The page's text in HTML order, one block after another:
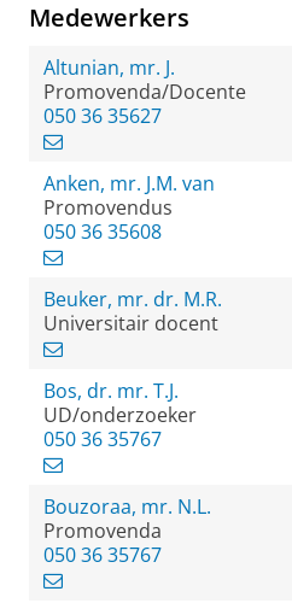
Medewerkers
Altunian, mr. J.
Promovenda/Docente
050 36 35627
Anken, mr. J.M. van
Promovendus
050 36 35608
Beuker, mr. dr. M.R.
Universitair docent
Bos, dr. mr. T.J.
UD/onderzoeker
050 36 35767
Bouzoraa, mr. N.L.
Promovenda
050 36 35767